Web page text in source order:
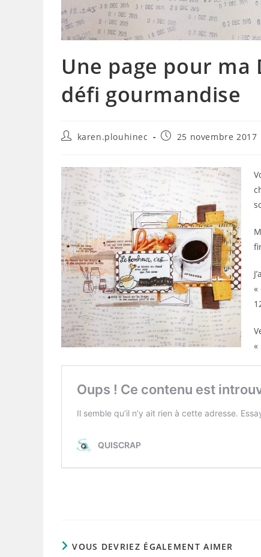
Une page pour ma
défi gourmandise
Auteur/autrice
publication :
karen.plouhinec
Publication
25 novembre 2017
«
«
VOUS DEVRIEZ ÉGALEMENT AIMER